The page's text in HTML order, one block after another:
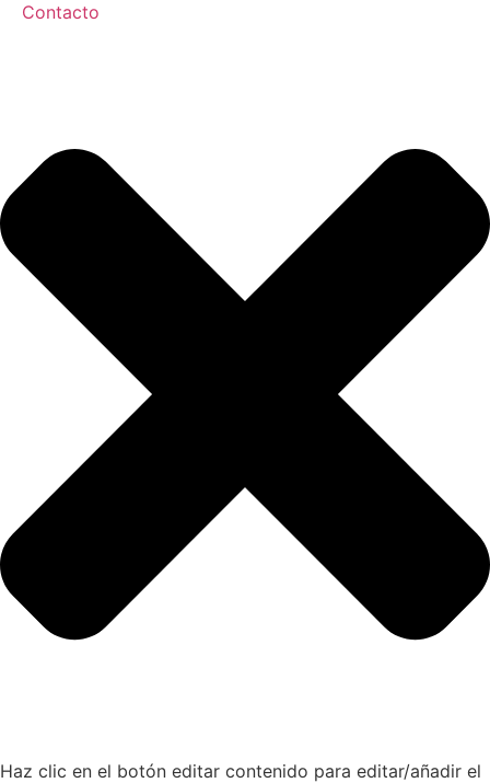
Contacto
Haz clic en el botón editar contenido para editar/añadir el